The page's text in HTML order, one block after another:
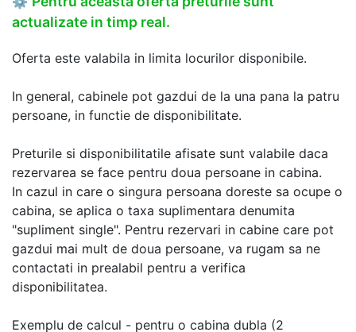
actualizate in timp real.
Oferta este valabila in limita locurilor disponibile.
In general, cabinele pot gazdui de la una pana la patru
persoane, in functie de disponibilitate.
Preturile si disponibilitatile afisate sunt valabile daca
rezervarea se face pentru doua persoane in cabina.
In cazul in care o singura persoana doreste sa ocupe o
cabina, se aplica o taxa suplimentara denumita
"supliment single". Pentru rezervari in cabine care pot
gazdui mai mult de doua persoane, va rugam sa ne
contactati in prealabil pentru a verifica
disponibilitatea.
Exemplu de calcul - pentru o cabina dubla (2